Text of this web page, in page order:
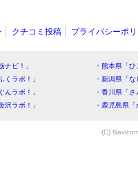
クチコミ投稿 プライバシーポ
ナビ！」
・熊本県「
くラボ！」
・新潟県「
んラボ！」
・香川県「
沢ラボ！」
・鹿児島県
(C)